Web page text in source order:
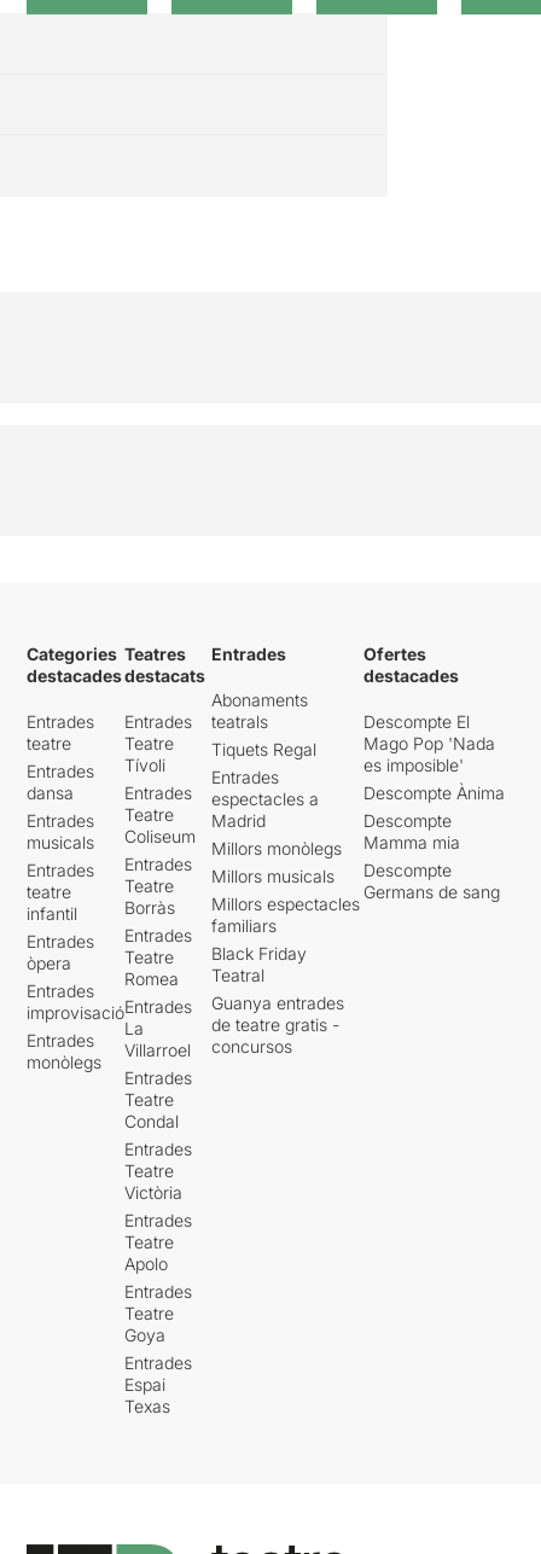
Categories
destacades
Entrades
teatre
Entrades
dansa
Entrades
musicals
Entrades
teatre
infantil
Entrades
òpera
Entrades
improvisació
Entrades
monòlegs
Teatres
destacats
Entrades
Teatre
Tívoli
Entrades
Teatre
Coliseum
Entrades
Teatre
Borràs
Entrades
Teatre
Romea
Entrades
La
Villarroel
Entrades
Teatre
Condal
Entrades
Teatre
Victòria
Entrades
Teatre
Apolo
Entrades
Teatre
Goya
Entrades
Espai
Texas
Entrades
Abonaments
teatrals
Tiquets Regal
Entrades
espectacles a
Madrid
Millors monòlegs
Millors musicals
Millors espectacles
familiars
Black Friday
Teatral
Guanya entrades
de teatre gratis -
concursos
Ofertes
destacades
Descompte El
Mago Pop 'Nada
es imposible'
Descompte Ànima
Descompte
Mamma mia
Descompte
Germans de sang